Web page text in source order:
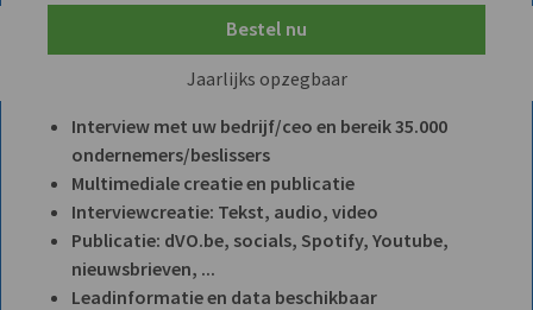
Bestel nu
Jaarlijks opzegbaar
Interview met uw bedrijf/ceo en bereik 35.000
ondernemers/beslissers
Multimediale creatie en publicatie
Interviewcreatie: Tekst, audio, video
Publicatie: dVO.be, socials, Spotify, Youtube,
nieuwsbrieven, ...
Leadinformatie en data beschikbaar